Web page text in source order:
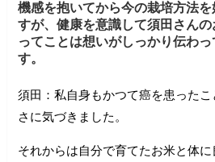
機感を抱いてから今の栽培方法
すが、健康を意識して須田さん
ってことは想いがしっかり伝わ
す。
須田：私自身もかつて癌を患った
さに気づきました。
それからは自分で育てたお米と体